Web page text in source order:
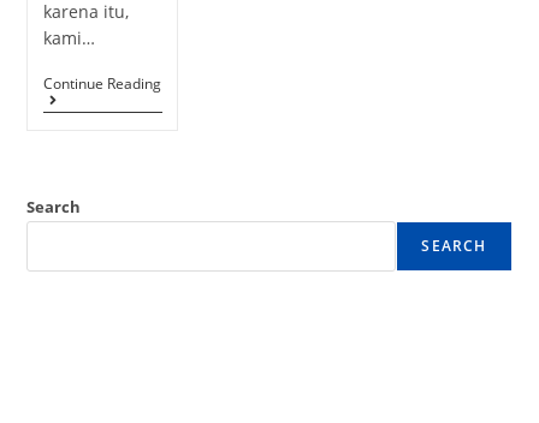
karena itu,
kami…
Continue Reading
Search
SEARCH